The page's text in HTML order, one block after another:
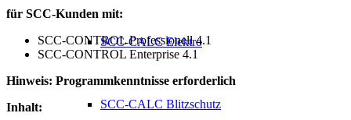
SCC-CALC Elektro
SCC-CALC Blitzschutz
für SCC-Kunden mit:
SCC-CONTROL Professionell 4.1
SCC-CONTROL Enterprise 4.1
Hinweis: Programmkenntnisse erforderlich
Inhalt: